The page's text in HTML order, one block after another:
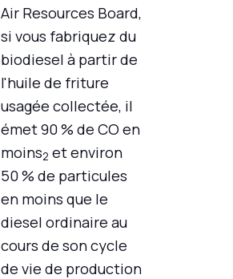
Air Resources Board,
si vous fabriquez du
biodiesel à partir de
l'huile de friture
usagée collectée, il
émet 90 % de CO en
moins2 et environ
50 % de particules
en moins que le
diesel ordinaire au
cours de son cycle
de vie de production